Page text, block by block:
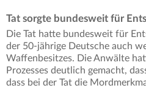
Tat sorgte bundesweit für
Die Tat hatte bundesweit für
der 50-jährige Deutsche auch
Waffenbesitzes. Die Anwälte
Prozesses deutlich gemacht,
dass bei der Tat die